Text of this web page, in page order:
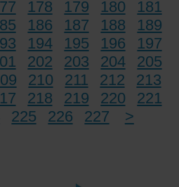
178 179 180
181
186 187 188
189
194 195 196
197
202 203 204
205
210 211 212
213
218 219 220
221
225 226 227 >